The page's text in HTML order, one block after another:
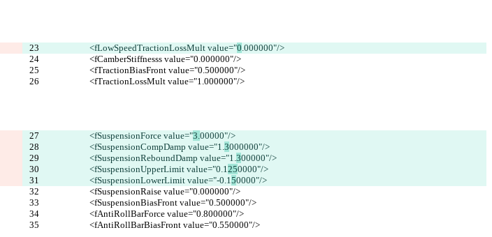
			<fLowSpeedTractionLossMult value="
0.000000"/>
			<fCamberStiffnesss value="0.000000"/>
			<fTractionBiasFront value="0.500000"/>
			<fTractionLossMult value="1.000000"/>
			<fSuspensionForce value="
3.00000"/>
			<fSuspensionCompDamp value="1.
3000000"/>
			<fSuspensionReboundDamp value="1.
300000"/>
			<fSuspensionUpperLimit value="0.1
250000"/>
			<fSuspensionLowerLimit value="-0.1
50000"/>
			<fSuspensionRaise value="0.000000"/>
			<fSuspensionBiasFront value="0.500000"/>
			<fAntiRollBarForce value="0.800000"/>
			<fAntiRollBarBiasFront value="0.550000"/>